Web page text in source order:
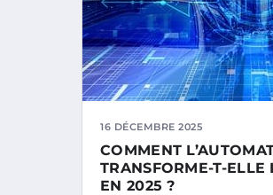
16 DÉCEMBRE 2025
COMMENT
TRANSFORME-T-ELLE
EN 2025 ?